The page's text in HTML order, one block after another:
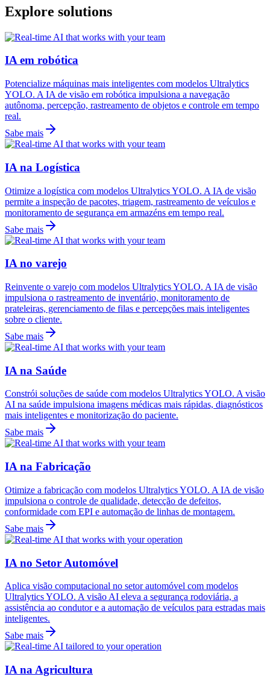
Explore solutions
IA em robótica
Potencialize máquinas mais inteligentes com modelos Ultralytics
YOLO. A IA de visão em robótica impulsiona a navegação
autônoma, percepção, rastreamento de objetos e controle em tempo
real.
Sabe mais
IA na Logística
Otimize a logística com modelos Ultralytics YOLO. A IA de visão
permite a inspeção de pacotes, triagem, rastreamento de veículos e
monitoramento de segurança em armazéns em tempo real.
Sabe mais
IA no varejo
Reinvente o varejo com modelos Ultralytics YOLO. A IA de visão
impulsiona o rastreamento de inventário, monitoramento de
prateleiras, gerenciamento de filas e percepções mais inteligentes
sobre o cliente.
Sabe mais
IA na Saúde
Constrói soluções de saúde com modelos Ultralytics YOLO. A visão
AI na saúde impulsiona imagens médicas mais rápidas, diagnósticos
mais inteligentes e monitorização do paciente.
Sabe mais
IA na Fabricação
Otimize a fabricação com modelos Ultralytics YOLO. A IA de visão
impulsiona o controle de qualidade, detecção de defeitos,
conformidade com EPI e automação de linhas de montagem.
Sabe mais
IA no Setor Automóvel
Aplica visão computacional no setor automóvel com modelos
Ultralytics YOLO. A visão AI eleva a segurança rodoviária, a
assistência ao condutor e a automação de veículos para estradas mais
inteligentes.
Sabe mais
IA na Agricultura